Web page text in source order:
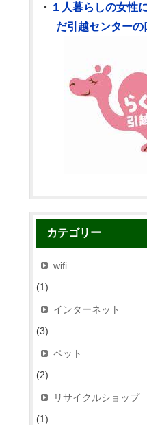
・ １人暮らしの女性
だ引越センター
カテゴリー
wifi
(1)
インターネット
(3)
ペット
(2)
リサイクルショップ
(1)